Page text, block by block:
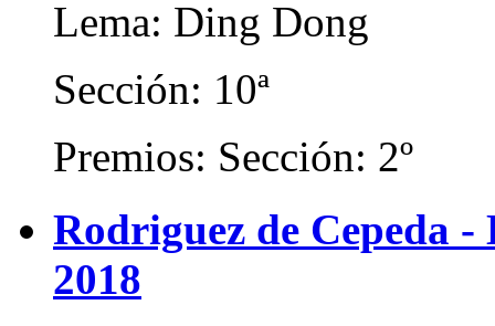
Lema: Ding Dong
Sección: 10ª
Premios: Sección: 2º
Rodriguez de Cepeda
2018